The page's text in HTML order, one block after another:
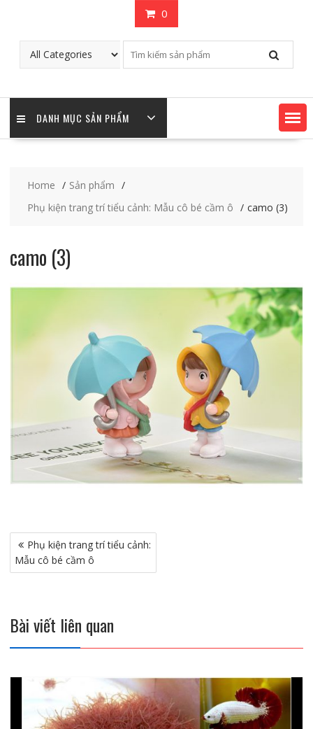
0
DANH MỤC SẢN PHẨM
Home
Sản phẩm
Phụ kiện trang trí tiểu cảnh: Mẫu cô bé cầm ô
camo (3)
camo (3)
Điều
hướng
bài
Phụ kiện trang trí tiểu cảnh:
Mẫu cô bé cầm ô
Bài viết liên quan